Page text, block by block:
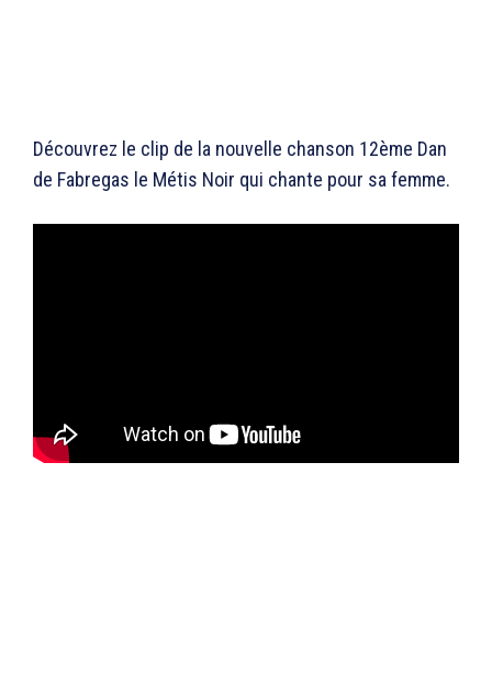
Découvrez le clip de la nouvelle chanson 12ème Dan
de Fabregas le Métis Noir qui chante pour sa femme.